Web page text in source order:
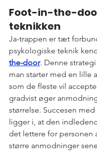
Foot-in-the-
teknikken
Ja-trappen er tæt
psykologiske teknik
the-door. Denne
man starter med en lille
som de fleste vil
gradvist øger
størrelse. Succesen
ligger i, at den
det lettere for personen
større anmodninger